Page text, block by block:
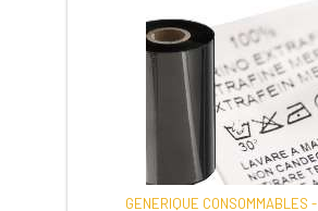
GENERIQUE CONSOMMABLES -